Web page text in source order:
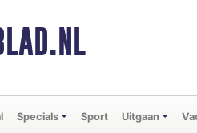
Specials Sport Uitgaan